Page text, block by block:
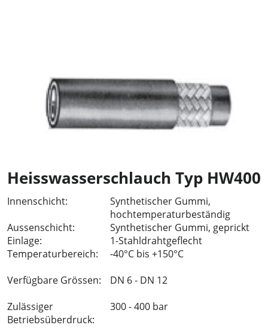
Heisswasserschlauch Typ HW400
Innenschicht:
Synthetischer Gummi,
hochtemperaturbeständig
Aussenschicht:
Synthetischer Gummi, geprickt
Einlage:
1-Stahldrahtgeflecht
Temperaturbereich:
-40°C bis +150°C
Verfügbare Grössen:
DN 6 - DN 12
Zulässiger
Betriebsüberdruck:
300 - 400 bar